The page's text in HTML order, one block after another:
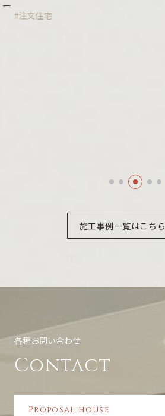
#注文住宅
施工事例一覧はこちら
各種お問い合わせ
Contact
Proposal house